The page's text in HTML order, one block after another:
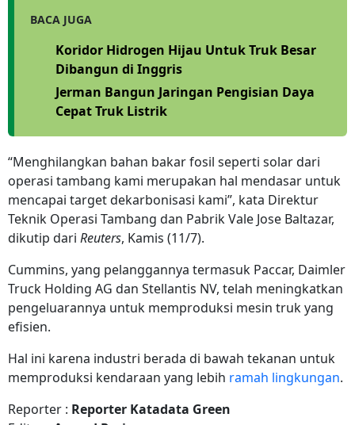
BACA JUGA
Koridor Hidrogen Hijau Untuk Truk Besar
Dibangun di Inggris
Jerman Bangun Jaringan Pengisian Daya
Cepat Truk Listrik
“Menghilangkan bahan bakar fosil seperti solar dari
operasi tambang kami merupakan hal mendasar untuk
mencapai target dekarbonisasi kami”, kata Direktur
Teknik Operasi Tambang dan Pabrik Vale Jose Baltazar,
dikutip dari Reuters, Kamis (11/7).
Cummins, yang pelanggannya termasuk Paccar, Daimler
Truck Holding AG dan Stellantis NV, telah meningkatkan
pengeluarannya untuk memproduksi mesin truk yang
efisien.
Hal ini karena industri berada di bawah tekanan untuk
memproduksi kendaraan yang lebih ramah lingkungan.
Reporter : Reporter Katadata Green